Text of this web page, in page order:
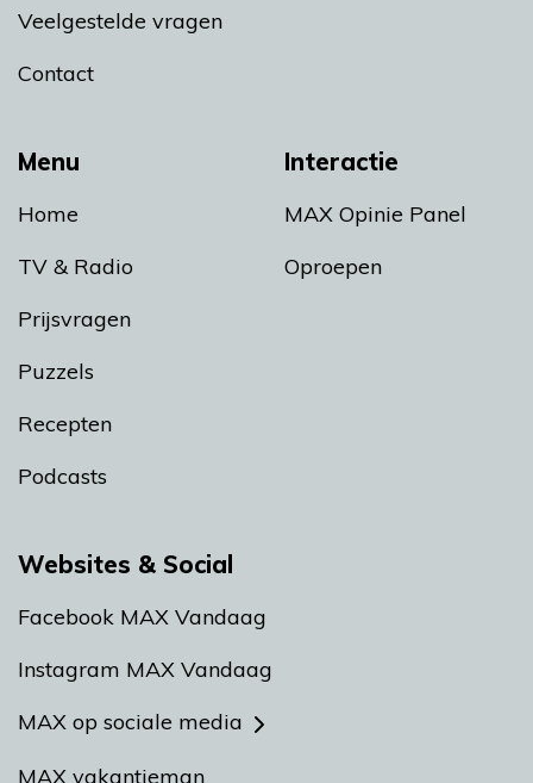
Menu
Home
TV & Radio
Prijsvragen
Puzzels
Recepten
Podcasts
Interactie
MAX Opinie Panel
Oproepen
Veelgestelde vragen
Contact
Websites & Social
Facebook MAX Vandaag
Instagram MAX Vandaag
MAX op sociale media
MAX vakantieman